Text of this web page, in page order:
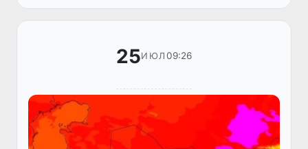
меояд. Ҳарорат...
25ИЮЛ 09:26